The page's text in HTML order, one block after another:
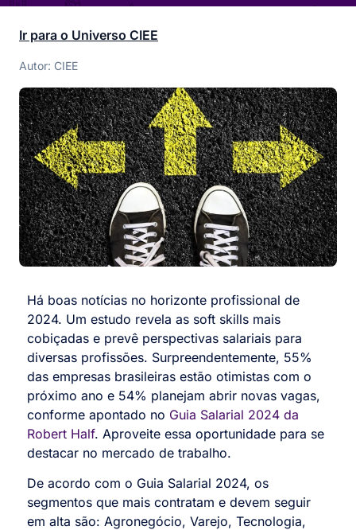
Ir para o Universo CIEE
Autor: CIEE
Há boas notícias no horizonte profissional de
2024. Um estudo revela as soft skills mais
cobiçadas e prevê perspectivas salariais para
diversas profissões. Surpreendentemente, 55%
das empresas brasileiras estão otimistas com o
próximo ano e 54% planejam abrir novas vagas,
conforme apontado no Guia Salarial 2024 da
Robert Half. Aproveite essa oportunidade para se
destacar no mercado de trabalho.
De acordo com o Guia Salarial 2024, os
segmentos que mais contratam e devem seguir
em alta são: Agronegócio, Varejo, Tecnologia,